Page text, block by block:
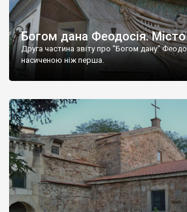
Богом дана Феодосія.
Друга частина звіту про "Богом дану"
насиченою ніж перша.